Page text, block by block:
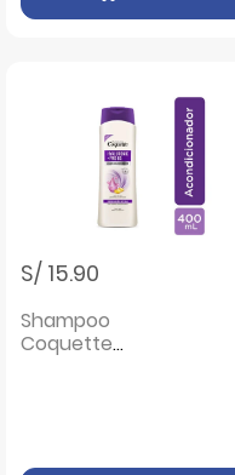
S/ 15.90
Shampoo
Coquette